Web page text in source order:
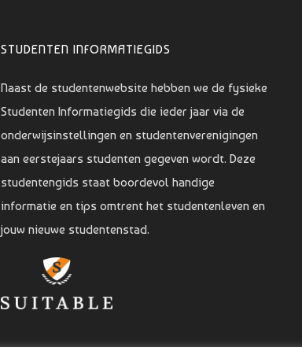
STUDENTEN INFORMATIEGIDS
Naast de studentenwebsite hebben we de fysieke
Studenten Informatiegids die ieder jaar via de
onderwijsinstellingen en studentenverenigingen
aan eerstejaars studenten gegeven wordt. Deze
studentengids staat boordevol handige
informatie en tips omtrent het studentenleven en
jouw nieuwe studentenstad.